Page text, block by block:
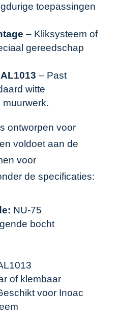
toepassingen
– Kliksysteem of
gereedschap
– Past
witte
muurwerk.
ontworpen voor
voldoet aan de
voor
de specificaties:
NU-75
bocht
of klembaar
voor Inoac